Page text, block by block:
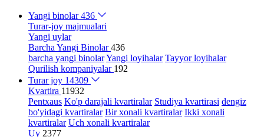
Yangi binolar436
Turar-joy majmualari
Yangi uylar
Barcha Yangi Binolar436
barcha yangi binolarYangi loyihalar Tayyor loyihalar
Qurilish kompaniyalar 192
Turar joy 14309
Kvartira 11932
Pentxaus Ko'p darajali kvartiralar Studiya kvartirasi dengiz
bo'yidagi kvartiralar Bir xonali kvartiralar Ikki xonali
kvartiralar Uch xonali kvartiralar
Uy 2377